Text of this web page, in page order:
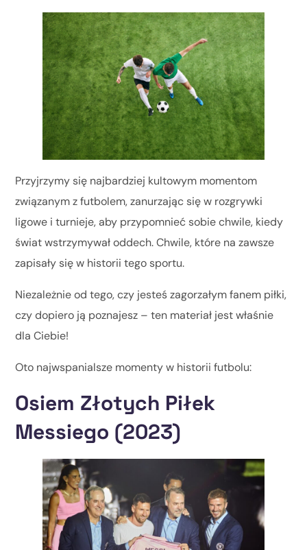
Przyjrzymy się najbardziej kultowym momentom
związanym z futbolem, zanurzając się w rozgrywki
ligowe i turnieje, aby przypomnieć sobie chwile, kiedy
świat wstrzymywał oddech. Chwile, które na zawsze
zapisały się w historii tego sportu.
Niezależnie od tego, czy jesteś zagorzałym fanem piłki,
czy dopiero ją poznajesz – ten materiał jest właśnie
dla Ciebie!
Oto najwspanialsze momenty w historii futbolu:
Osiem Złotych Piłek
Messiego (2023)